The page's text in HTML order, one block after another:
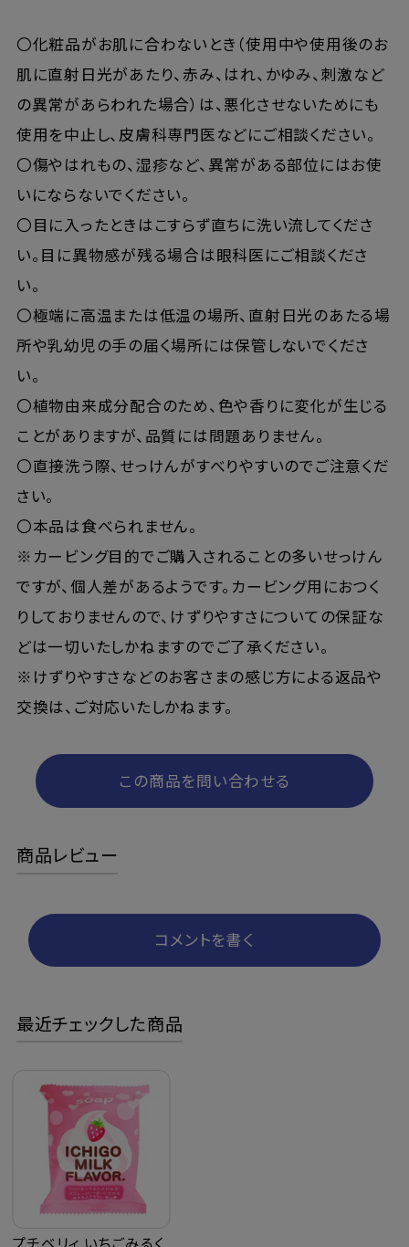
〇化粧品がお肌に合わないとき（使用中や使用後のお
肌に直射日光があたり、赤み、はれ、かゆみ、刺激など
の異常があらわれた場合）は、悪化させないためにも
使用を中止し、皮膚科専門医などにご相談ください。
〇傷やはれもの、湿疹など、異常がある部位にはお使
いにならないでください。
〇目に入ったときはこすらず直ちに洗い流してくださ
い。目に異物感が残る場合は眼科医にご相談くださ
い。
〇極端に高温または低温の場所、直射日光のあたる場
所や乳幼児の手の届く場所には保管しないでくださ
い。
〇植物由来成分配合のため、色や香りに変化が生じる
ことがありますが、品質には問題ありません。
〇直接洗う際、せっけんがすべりやすいのでご注意くだ
さい。
〇本品は食べられません。
※カービング目的でご購入されることの多いせっけん
ですが、個人差があるようです。カービング用におつく
りしておりませんので、けずりやすさについての保証な
どは一切いたしかねますのでご了承ください。
※けずりやすさなどのお客さまの感じ方による返品や
交換は、ご対応いたしかねます。
この商品を問い合わせる
商品レビュー
コメントを書く
最近チェックした商品
プチベリィ いちごみるく